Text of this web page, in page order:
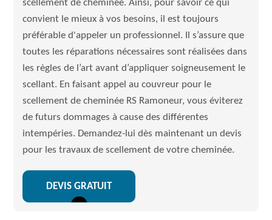
scellement de cheminée. Ainsi, pour savoir ce qui
convient le mieux à vos besoins, il est toujours
préférable d'appeler un professionnel. Il s’assure que
toutes les réparations nécessaires sont réalisées dans
les règles de l’art avant d’appliquer soigneusement le
scellant. En faisant appel au couvreur pour le
scellement de cheminée RS Ramoneur, vous éviterez
de futurs dommages à cause des différentes
intempéries. Demandez-lui dès maintenant un devis
pour les travaux de scellement de votre cheminée.
DEVIS GRATUIT